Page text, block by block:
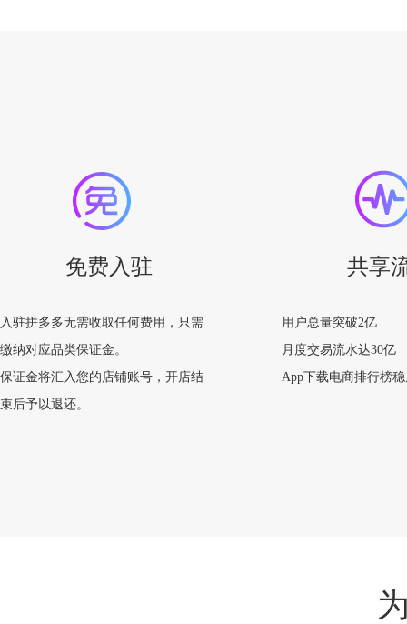
免费入驻
入驻拼多多无需收取任何费用，只需
缴纳对应品类保证金。
保证金将汇入您的店铺账号，开店结
束后予以退还。
共享
用户总量突破2亿
月度交易流水达30亿
App下载电商排行榜